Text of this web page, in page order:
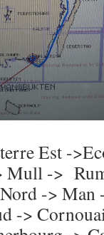
Est -
Mull ->
-> Man
->